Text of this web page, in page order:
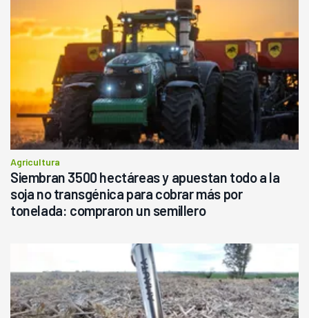
Agricultura
Siembran 3500 hectáreas y apuestan todo a la
soja no transgénica para cobrar más por
tonelada: compraron un semillero